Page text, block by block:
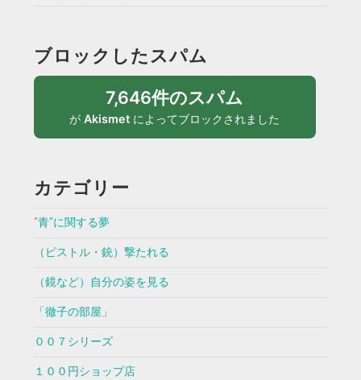
ブロックしたスパム
7,646件のスパム
がAkismet によってブロックされました
カテゴリー
”青”に関する夢
（ピストル・銃）撃たれる
（鏡など）自分の姿を見る
「徹子の部屋」
００７シリーズ
１００円ショップ店